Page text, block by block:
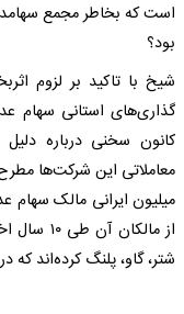
است که بخاطر مجمع
بود؟
شیخ با تاکید بر لزوم
گذاری‌های استانی سهام
کانون سخنی درباره دلیل
میلیون ایرانی مالک سهام
از
شتر، گاو، پلنگ کرده‌اند